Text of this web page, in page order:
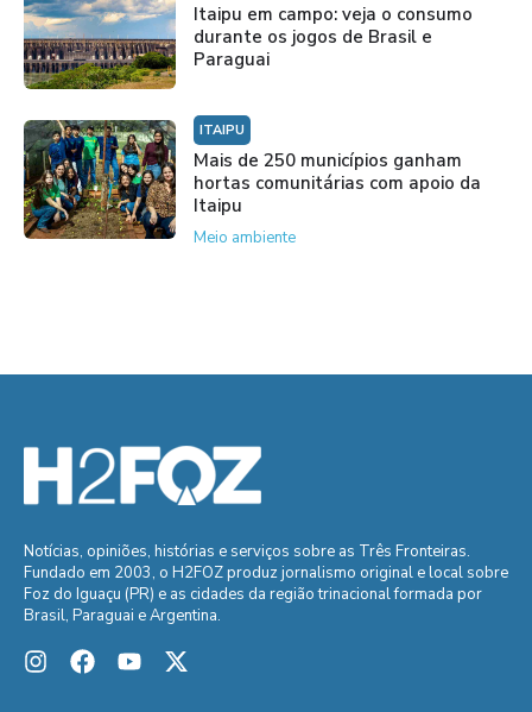
Itaipu em campo: veja o consumo
durante os jogos de Brasil e
Paraguai
ITAIPU
Mais de 250 municípios ganham
hortas comunitárias com apoio da
Itaipu
Meio ambiente
Notícias, opiniões, histórias e serviços sobre as Três Fronteiras.
Fundado em 2003, o H2FOZ produz jornalismo original e local sobre
Foz do Iguaçu (PR) e as cidades da região trinacional formada por
Brasil, Paraguai e Argentina.